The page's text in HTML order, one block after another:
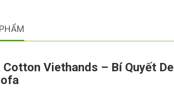
Viethands – Bí Quyết